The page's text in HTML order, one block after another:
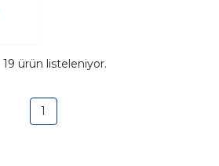
19 ürün listeleniyor.
1